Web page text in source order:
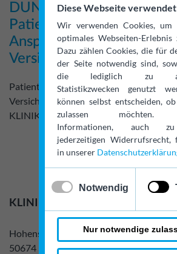
Diese Webseite
Wir verwenden Cookies, um
optimales Webseiten-Erlebnis
Dazu zählen Cookies, die für
der Seite notwendig sind,
die lediglich zu
Statistikzwecken genutzt
können selbst entscheiden,
zulassen möchten.
Informationen, auch
jederzeitigen Widerrufsrecht,
in unserer
✓ Notwendig x
Nur notwendige
DUNJA BADURA,
Patientenverwaltung,
Ansprechpartnerin für
Versicherung
Patientenverwaltung,
Versicherung
KLINIK am RING, Köln
KLINIK am RING
Hohenstaufenring 28
50674 Köln